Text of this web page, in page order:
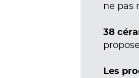
ne pas
38
Les